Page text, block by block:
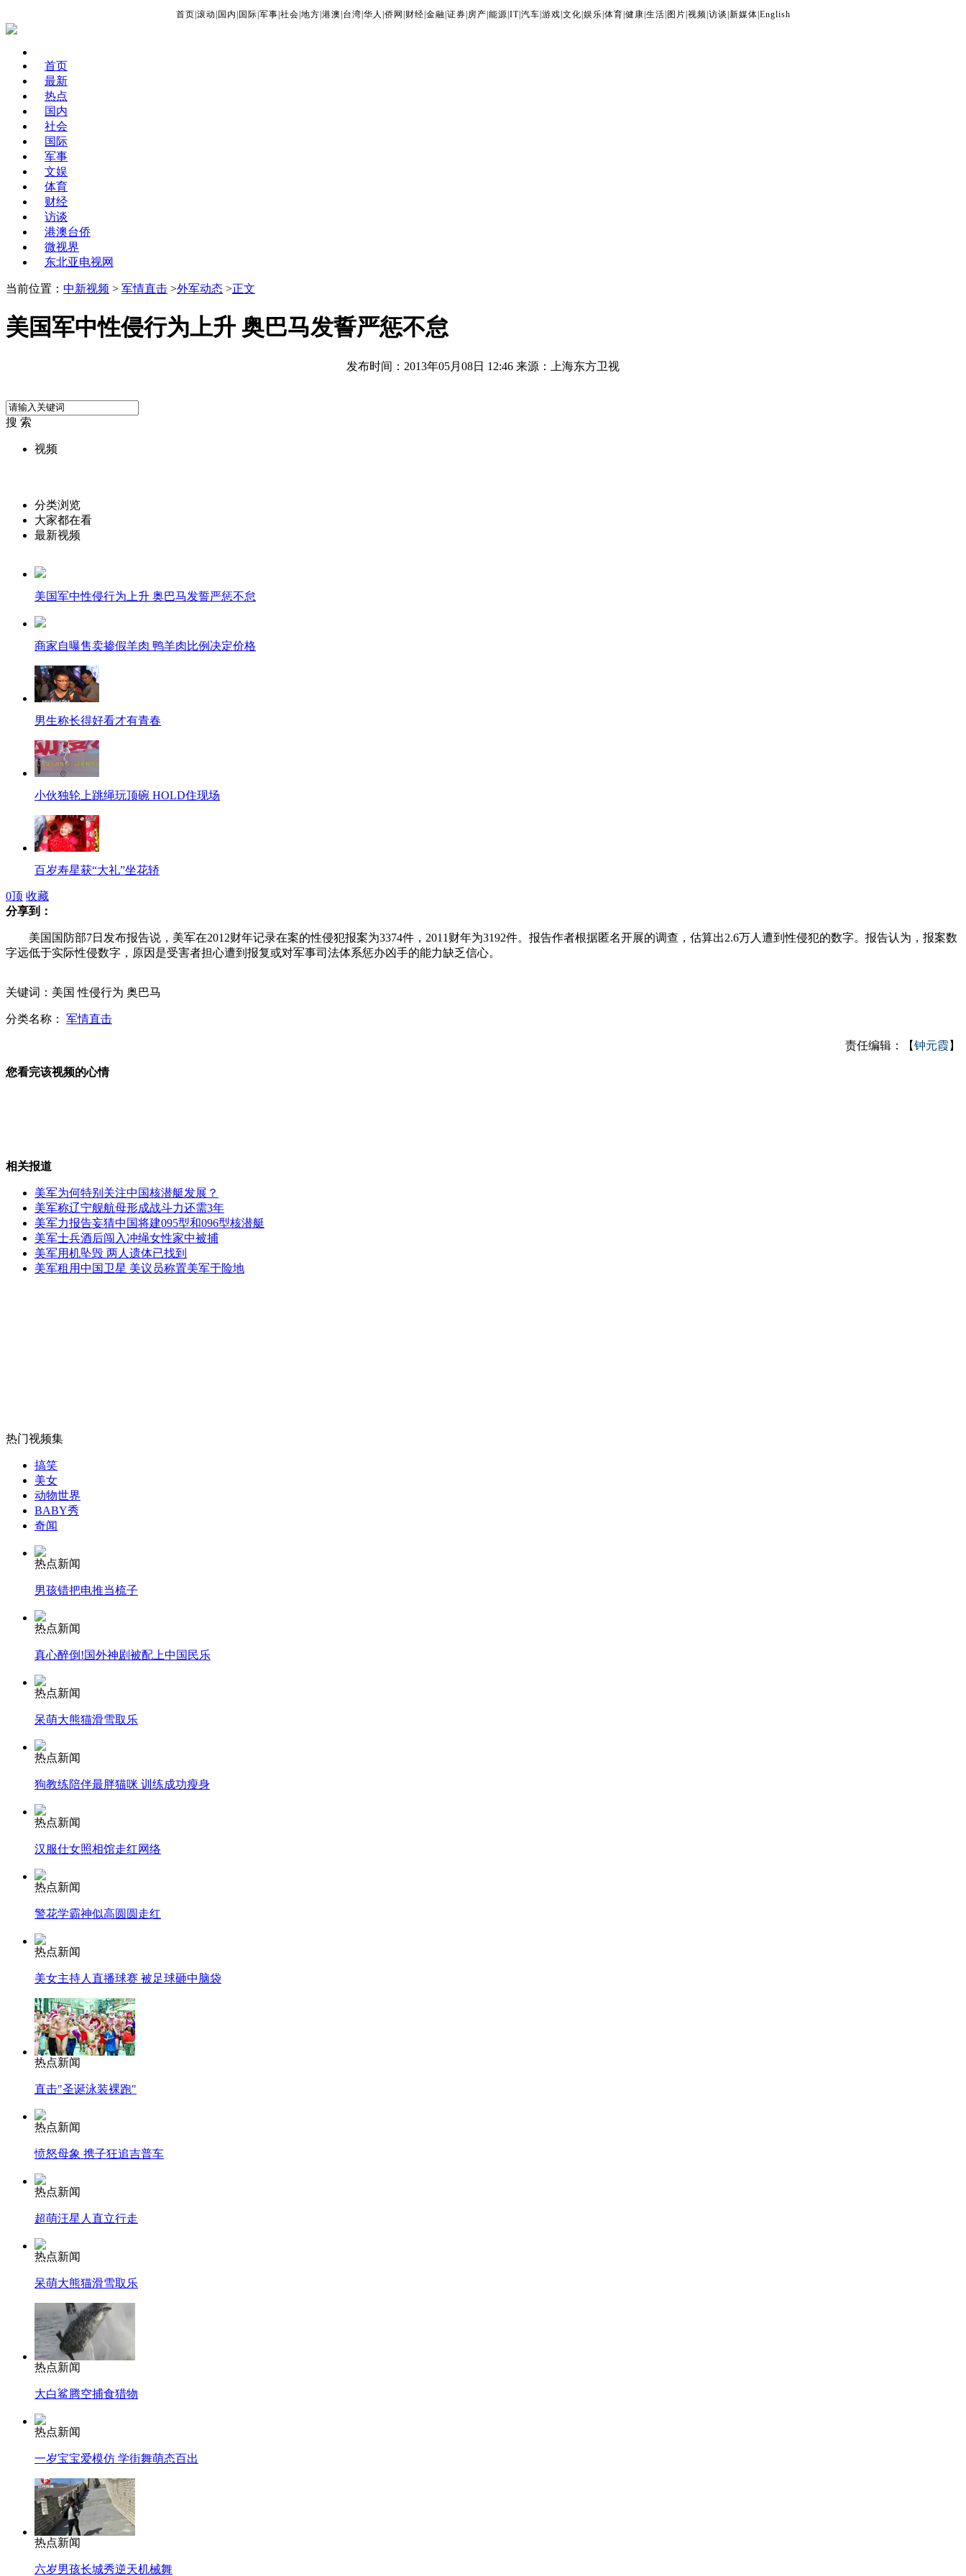
首页 滚动 国内 国际 军事 社会 地方 港澳 台湾 华人 侨网 财经 金融 证券 房产 能源 IT| 汽车 游戏 文化 娱乐 体育 健康 生活 图片 视频 访谈 新媒体 English
首页
最新
热点
国内
社会
国际
军事
文娱
体育
财经
访谈
港澳台侨
微视界
东北亚电视网
当前位置： 中新视频 > 军情直击 >外军动态 >正文
美国军中性侵行为上升 奥巴马发誓严惩不怠
发布时间：2013年05月08日 12:46 来源：上海东方卫视
搜 索
视频
分类浏览
大家都在看
最新视频
美国军中性侵行为上升 奥巴马发誓严惩不怠
商家自曝售卖掺假羊肉 鸭羊肉比例决定价格
男生称长得好看才有青春
小伙独轮上跳绳玩顶碗 HOLD住现场
百岁寿星获“大礼”坐花轿
女子得怪病上树“栖息”
辽宁舰内部设施曝光超市电视台样样齐全
那些和青春有关的光影
西安记者采访现场遭围殴暴打
外交部：反对强权政治霸凌主义
外交部：有关国家言论片面不公正
安徽一实载49人客车翻车
走！跟着总书记去植树
消防员救轻生者 花炮节热闹非凡
纽约上演“枕头大战”
司机酒驾遇交警 急速倒车逃窜
0顶 收藏
分享到：
美国国防部7日发布报告说，美军在2012财年记录在案的性侵犯报案为3374件，2011财年为3192件。报告作者根据匿名开展的调查，估算出2.6万人遭到性侵犯的数字。报告认为，报案数
字远低于实际性侵数字，原因是受害者担心遭到报复或对军事司法体系惩办凶手的能力缺乏信心。
关键词：美国 性侵行为 奥巴马
分类名称： 军情直击
责任编辑：【钟元霞 】
您看完该视频的心情
相关报道
美军为何特别关注中国核潜艇发展？
美军称辽宁舰航母形成战斗力还需3年
美军力报告妄猜中国将建095型和096型核潜艇
美军士兵酒后闯入冲绳女性家中被捕
美军用机坠毁 两人遗体已找到
美军租用中国卫星 美议员称置美军于险地
热门视频集
搞笑
美女
动物世界
BABY秀
奇闻
热点新闻
男孩错把电推当梳子
热点新闻
真心醉倒!国外神剧被配上中国民乐
热点新闻
呆萌大熊猫滑雪取乐
热点新闻
狗教练陪伴最胖猫咪 训练成功瘦身
热点新闻
汉服仕女照相馆走红网络
热点新闻
警花学霸神似高圆圆走红
热点新闻
美女主持人直播球赛 被足球砸中脑袋
热点新闻
直击"圣诞泳装裸跑"
热点新闻
愤怒母象 携子狂追吉普车
热点新闻
超萌汪星人直立行走
热点新闻
呆萌大熊猫滑雪取乐
热点新闻
大白鲨腾空捕食猎物
热点新闻
一岁宝宝爱模仿 学街舞萌态百出
热点新闻
六岁男孩长城秀逆天机械舞